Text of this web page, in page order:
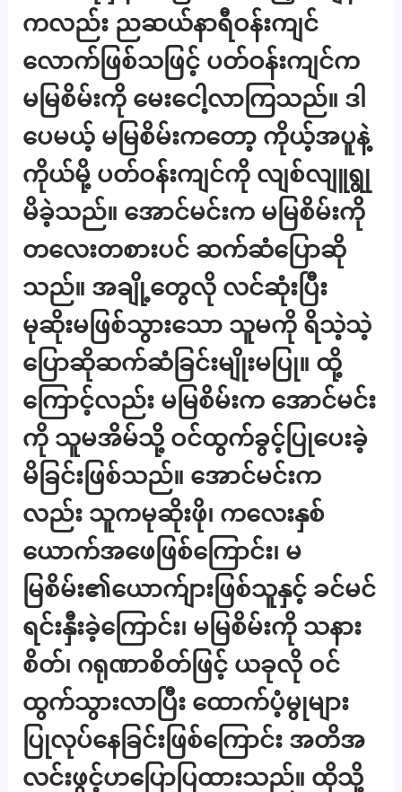
ကလည်း ညဆယ်နာရီဝန်းကျင်
လောက်ဖြစ်သဖြင့် ပတ်ဝန်းကျင်က
မမြစိမ်းကို မေးငေါ့လာကြသည်။ ဒါ
ပေမယ့် မမြစိမ်းကတော့ ကိုယ့်အပူနဲ့
ကိုယ်မို့ ပတ်ဝန်းကျင်ကို လျစ်လျူရွု
မိခဲ့သည်။ အောင်မင်းက မမြစိမ်းကို
တလေးတစားပင် ဆက်ဆံပြောဆို
သည်။ အချို့တွေလို လင်ဆုံးပြီး
မုဆိုးမဖြစ်သွားသော သူမကို ရိသဲ့သဲ့
ပြောဆိုဆက်ဆံခြင်းမျိုးမပြု။ ထို့
ကြောင့်လည်း မမြစိမ်းက အောင်မင်း
ကို သူမအိမ်သို့ ဝင်ထွက်ခွင့်ပြုပေးခဲ့
မိခြင်းဖြစ်သည်။ အောင်မင်းက
လည်း သူကမုဆိုးဖို၊ ကလေးနှစ်
ယောက်အဖေဖြစ်ကြောင်း၊ မ
မြစိမ်း၏ယောက်ျားဖြစ်သူနှင့် ခင်မင်
ရင်းနှီးခဲ့ကြောင်း၊ မမြစိမ်းကို သနား
စိတ်၊ ဂရုဏာစိတ်ဖြင့် ယခုလို ဝင်
ထွက်သွားလာပြီး ထောက်ပံ့မွုများ
ပြုလုပ်နေခြင်းဖြစ်ကြောင်း အတိအ
လင်းဖွင့်ဟပြောပြထားသည်။ ထိုသို့